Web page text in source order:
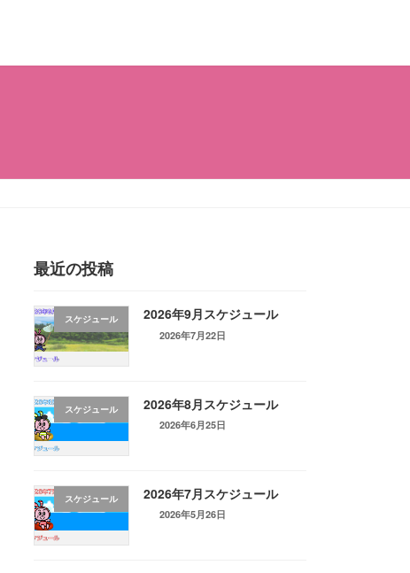
最近の投稿
スケジュール 2026年9月スケジュール
2026年7月22日
スケジュール 2026年8月スケジュール
2026年6月25日
スケジュール 2026年7月スケジュール
2026年5月26日